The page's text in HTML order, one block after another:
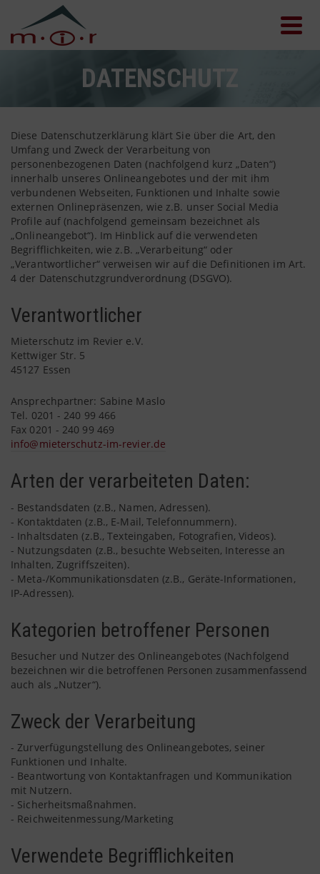
DATENSCHUTZ
Diese Datenschutzerklärung klärt Sie über die Art, den
Umfang und Zweck der Verarbeitung von
personenbezogenen Daten (nachfolgend kurz „Daten“)
innerhalb unseres Onlineangebotes und der mit ihm
verbundenen Webseiten, Funktionen und Inhalte sowie
externen Onlinepräsenzen, wie z.B. unser Social Media
Profile auf (nachfolgend gemeinsam bezeichnet als
„Onlineangebot“). Im Hinblick auf die verwendeten
Begrifflichkeiten, wie z.B. „Verarbeitung“ oder
„Verantwortlicher“ verweisen wir auf die Definitionen im Art.
4 der Datenschutzgrundverordnung (DSGVO).
Verantwortlicher
Mieterschutz im Revier e.V.
Kettwiger Str. 5
45127 Essen
Ansprechpartner: Sabine Maslo
Tel. 0201 - 240 99 466
Fax 0201 - 240 99 469
info@mieterschutz-im-revier.de
Arten der verarbeiteten Daten:
- Bestandsdaten (z.B., Namen, Adressen).
- Kontaktdaten (z.B., E-Mail, Telefonnummern).
- Inhaltsdaten (z.B., Texteingaben, Fotografien, Videos).
- Nutzungsdaten (z.B., besuchte Webseiten, Interesse an
Inhalten, Zugriffszeiten).
- Meta-/Kommunikationsdaten (z.B., Geräte-Informationen,
IP-Adressen).
Kategorien betroffener Personen
Besucher und Nutzer des Onlineangebotes (Nachfolgend
bezeichnen wir die betroffenen Personen zusammenfassend
auch als „Nutzer“).
Zweck der Verarbeitung
- Zurverfügungstellung des Onlineangebotes, seiner
Funktionen und Inhalte.
- Beantwortung von Kontaktanfragen und Kommunikation
mit Nutzern.
- Sicherheitsmaßnahmen.
- Reichweitenmessung/Marketing
Verwendete Begrifflichkeiten